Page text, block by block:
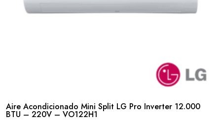
Aire Acondicionado Mini Split LG Pro Inverter 12.000
BTU – 220V – VO122H1